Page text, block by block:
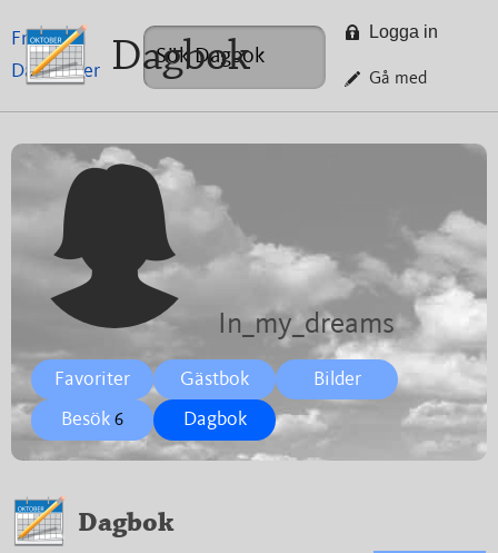
Dagbok
Framsida
Dagböcker
Logga in
Gå med
In_my_dreams
Favoriter Gästbok
Bilder
Besök 6 Dagbok
Dagbok